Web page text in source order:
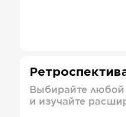
Выбирайте
и изучайте